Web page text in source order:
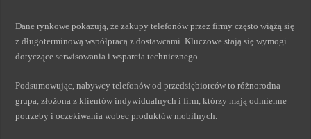
Dane rynkowe pokazują, że zakupy telefonów przez firmy często wiążą się
z długoterminową współpracą z dostawcami. Kluczowe stają się wymogi
dotyczące serwisowania i wsparcia technicznego.
Podsumowując, nabywcy telefonów od przedsiębiorców to różnorodna
grupa, złożona z klientów indywidualnych i firm, którzy mają odmienne
potrzeby i oczekiwania wobec produktów mobilnych.